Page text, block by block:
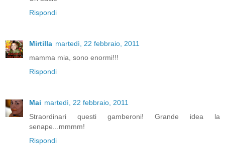
Rispondi
Mirtilla martedì, 22 febbraio, 2011
mamma mia, sono enormi!!!
Rispondi
Mai martedì, 22 febbraio, 2011
Straordinari questi gamberoni! Grande idea la
senape...mmmm!
Rispondi